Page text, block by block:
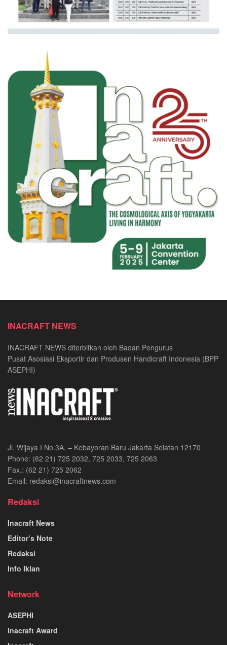
INACRAFT NEWS
INACRAFT NEWS diterbitkan oleh Badan Pengurus
Pusat Asosiasi Eksportir dan Produsen Handicraft Indonesia (BPP
ASEPHI)
Jl. Wijaya I No.3A, – Kebayoran Baru Jakarta Selatan 12170
Phone: (62 21) 725 2032, 725 2033, 725 2063
Fax.: (62 21) 725 2062
Email: redaksi@inacraftnews.com
Redaksi
Inacraft News
Editor’s Note
Redaksi
Info Iklan
Network
ASEPHI
Inacraft Award